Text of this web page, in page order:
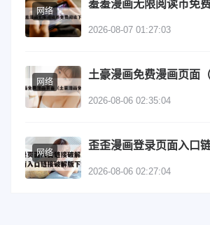
网络
羞羞漫画无限阅读币免
2026-08-07 01:27:03
网络
2026-08-06 02:35:04
网络
2026-08-06 02:27:04